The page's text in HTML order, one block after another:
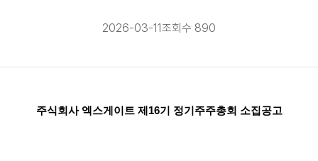
2026-03-11조회수 890
주식회사 엑스게이트 제 16기 정기주주총회 소집공고